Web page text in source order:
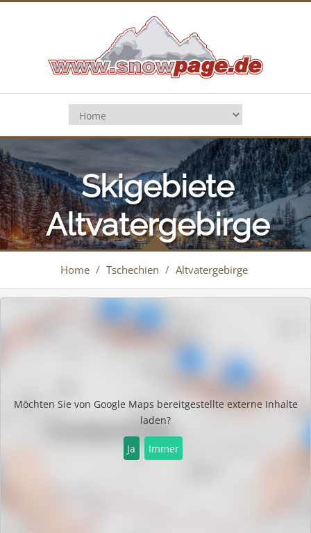
Skigebiete
Altvatergebirge
Home / Tschechien / Altvatergebirge
Möchten Sie von Google Maps bereitgestellte externe Inhalte
laden?
Ja Immer